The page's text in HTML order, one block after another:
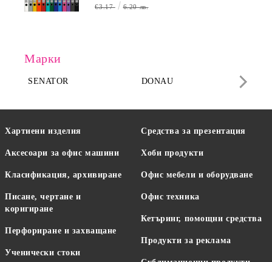
€3.17 6.20 лв.
Марки
SENATOR DONAU
Хартиени изделия
Аксесоари за офис машини
Класификация, архивиране
Писане, чертане и
коригиране
Перфориране и захващане
Ученически стоки
Средства за презентация
Хоби продукти
Офис мебели и оборудване
Офис техника
Кетъринг, помощни средства
Продукти за реклама